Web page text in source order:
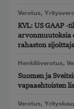
Verotus,
KVL: US GAAP
arvonmuutoksia
rahaston
Henkilöverotus,
Suomen ja
vapaaehtoisten
Verotus,